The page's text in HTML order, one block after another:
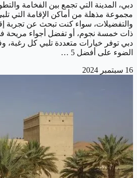
دبي، المدينة التي تجمع بين الفخامة
مجموعة مذهلة من أماكن الإقامة التي
والتفضيلات، سواء كنت تبحث عن تجربة
ذات خمسة نجوم، أو تفضل أجواء مريحة
دبي توفر خيارات متعددة تلبي كل رغبة،
الضوء على أفضل 5 …
16 سبتمبر 2024